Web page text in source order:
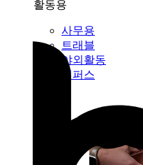
활동용
사무용
트래블
야외활동
캠퍼스